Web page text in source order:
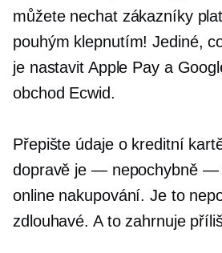
můžete nechat zákazníky
pouhým klepnutím! Jediné,
je nastavit Apple Pay a
obchod Ecwid.
Přepište údaje o kreditní
dopravě je — nepochybně —
online nakupování. Je to
zdlouhavé. A to zahrnuje